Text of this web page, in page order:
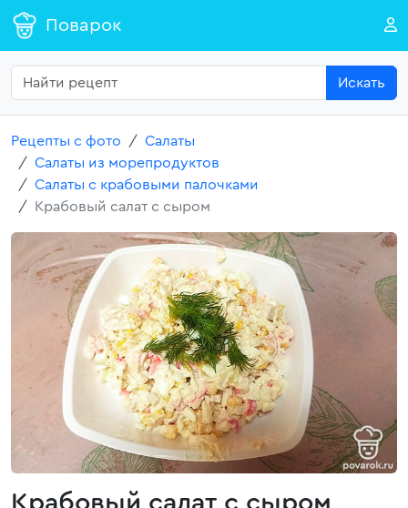
Поварок
Искать
Рецепты с фото
Салаты
Салаты из морепродуктов
Салаты с крабовыми палочками
Крабовый салат с сыром